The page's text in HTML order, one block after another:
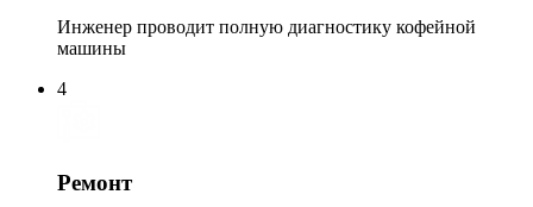
Инженер проводит полную диагностику кофейной
машины
4
Ремонт